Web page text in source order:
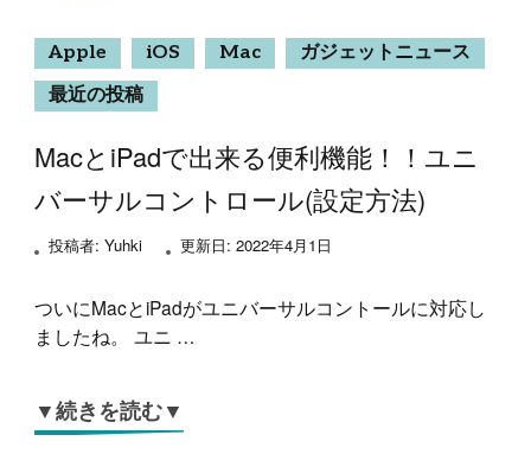
Apple iOS Mac
ガジェットニュース
最近の投稿
MacとiPadで出来る便利機能！！ユニ
バーサルコントロール(設定方法)
投稿者: Yuhki 更新日: 2022年4月1日
ついにMacとiPadがユニバーサルコントールに対応し
ましたね。 ユニ …
▼続きを読む▼